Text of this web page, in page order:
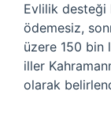
Evlilik desteği
ödemesiz,
üzere 150 bin
iller
olarak